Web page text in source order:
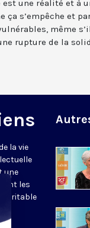
une réalité et à
s’empêche et
même
rupture de la
la vie
une
les
véritable